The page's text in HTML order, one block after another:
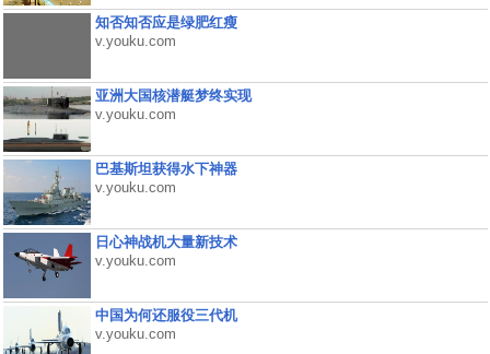
知否知否应是绿肥红瘦
v.youku.com
亚洲大国核潜艇梦终实现
v.youku.com
巴基斯坦获得水下神器
v.youku.com
日心神战机大量新技术
v.youku.com
中国为何还服役三代机
v.youku.com